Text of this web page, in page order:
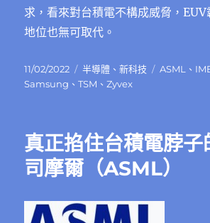
求，看來對台積電不構成威脅，
地位也無可取代。
發
佈
11/02/2022
分
類
半導體 、新科技
標
ASML 、
Samsung 、TSM 、Zyvex
真正掐住台積電脖子
司摩爾（ASML）